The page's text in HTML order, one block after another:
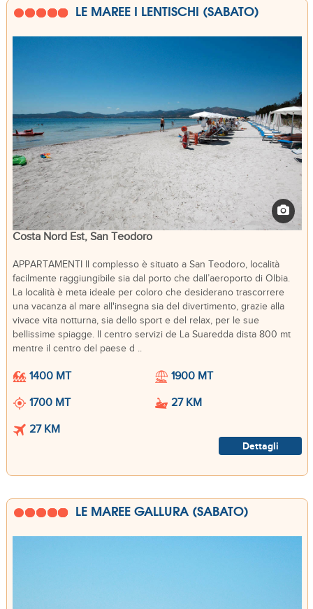
LE MAREE I LENTISCHI (SABATO)
Costa Nord Est, San Teodoro
APPARTAMENTI Il complesso è situato a San Teodoro, località
facilmente raggiungibile sia dal porto che dall’aeroporto di Olbia.
La località è meta ideale per coloro che desiderano trascorrere
una vacanza al mare all'insegna sia del divertimento, grazie alla
vivace vita notturna, sia dello sport e del relax, per le sue
bellissime spiagge. Il centro servizi de La Suaredda dista 800 mt
mentre il centro del paese d ..
1400 MT
1900 MT
1700 MT
27 KM
27 KM
Dettagli
LE MAREE GALLURA (SABATO)